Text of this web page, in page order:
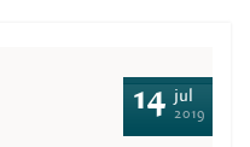
14 jul
2019